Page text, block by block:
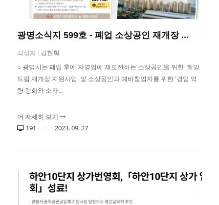
광명소식지 599호 - 폐업 소상공인 재개장 ...
작성자 : 김현혁
○ 광명시는 폐업 후에 자영업에 재도전하는 소상공인을 위한 '희망
드림 재개장 지원사업' 및 소상공인과 예비창업자를 위한 '경영 역
량 강화와 소자...
더 자세히 보기
191
2023.09.27